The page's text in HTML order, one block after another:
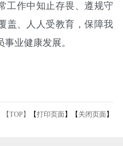
工作中知止存畏、遵规守
盖、人人受教育，保障我
业健康发展。
【TOP】 【打印页面 】【 关闭页面 】